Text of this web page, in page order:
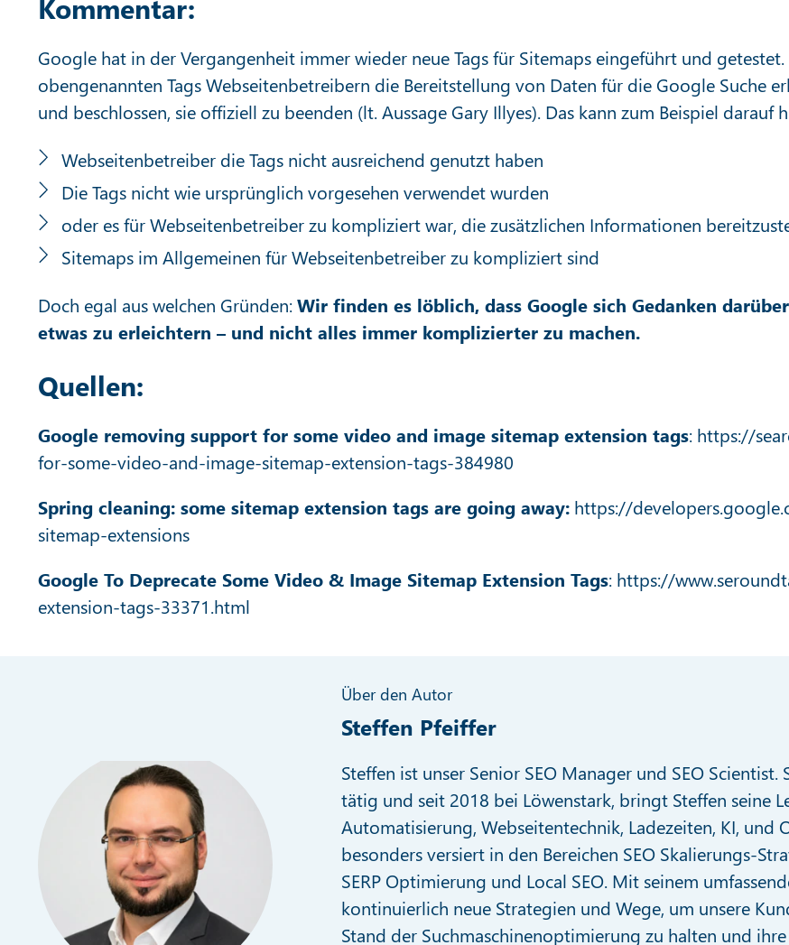
Kommentar:
Google hat in der Vergangenheit immer wieder neue Tags für Sitemaps eingeführt und
obengenannten Tags Webseitenbetreibern die Bereitstellung von Daten für die Google Suche
und beschlossen, sie offiziell zu beenden (lt. Aussage Gary Illyes). Das kann zum Beispiel darauf
Webseitenbetreiber die Tags nicht ausreichend genutzt haben
Die Tags nicht wie ursprünglich vorgesehen verwendet wurden
oder es für Webseitenbetreiber zu kompliziert war, die zusätzlichen Informationen
Sitemaps im Allgemeinen für Webseitenbetreiber zu kompliziert sind
Doch egal aus welchen Gründen:Wir finden es löblich, dass Google sich Gedanken
etwas zu erleichtern – und nicht alles immer komplizierter zu machen.
Quellen:
Google removing support for some video and image sitemap extension tags: https://
for-some-video-and-image-sitemap-extension-tags-384980
Spring cleaning: some sitemap extension tags are going away: https://
sitemap-extensions
Google To Deprecate Some Video & Image Sitemap Extension Tags: https://
extension-tags-33371.html
Über den Autor
Steffen Pfeiffer
Steffen ist unser Senior SEO Manager und SEO Scientist.
tätig und seit 2018 bei Löwenstark, bringt Steffen seine
Automatisierung, Webseitentechnik, Ladezeiten, KI, und
besonders versiert in den Bereichen SEO Skalierungs-
SERP Optimierung und Local SEO. Mit seinem
kontinuierlich neue Strategien und Wege, um unsere
Stand der Suchmaschinenoptimierung zu halten und